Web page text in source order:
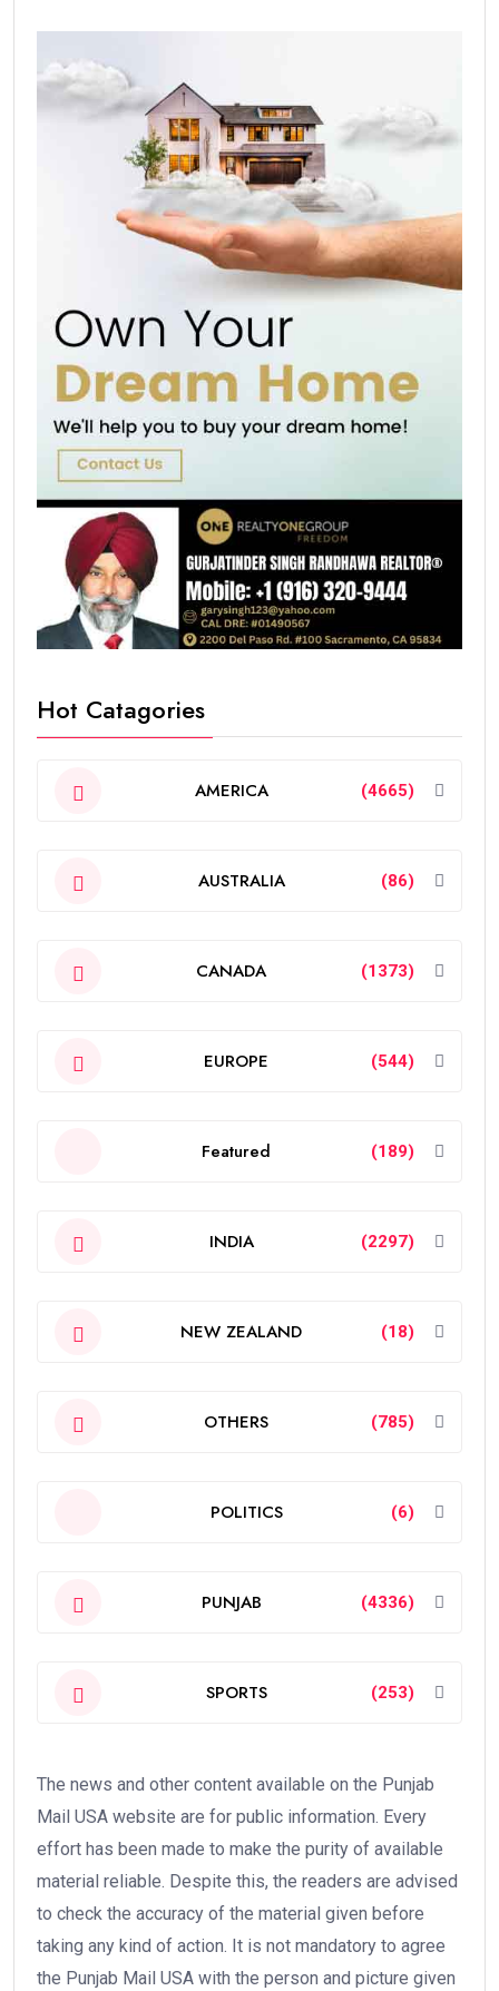
Hot Catagories
AMERICA (4665)
AUSTRALIA (86)
CANADA (1373)
EUROPE (544)
Featured (189)
INDIA (2297)
NEW ZEALAND (18)
OTHERS (785)
POLITICS (6)
PUNJAB (4336)
SPORTS (253)
The news and other content available on the Punjab
Mail USA website are for public information. Every
effort has been made to make the purity of available
material reliable. Despite this, the readers are advised
to check the accuracy of the material given before
taking any kind of action. It is not mandatory to agree
the Punjab Mail USA with the person and picture given